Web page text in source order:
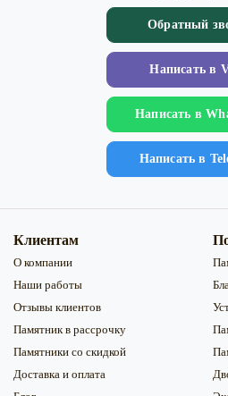
Обратный
Напиcать в
Напиcать в
Напиcать в
Клиентам
О компании
Наши работы
Отзывы клиентов
Памятник в рассрочку
Памятники со скидкой
Доставка и оплата